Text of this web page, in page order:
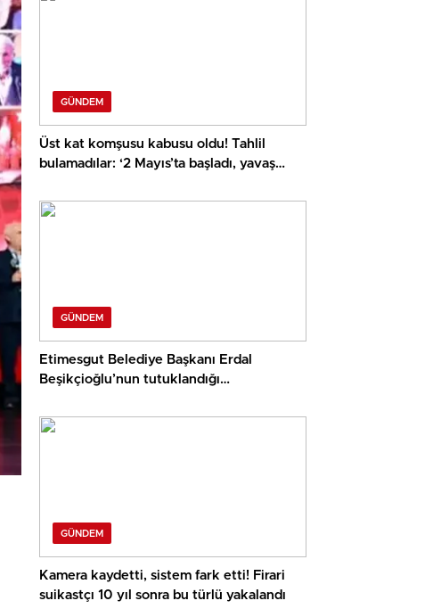
GÜNDEM
Üst kat komşusu kabusu oldu! Tahlil
bulamadılar: ‘2 Mayıs’ta başladı, yavaş
GÜNDEM
Etimesgut Belediye Başkanı Erdal
Beşikçioğlu’nun tutuklandığı
GÜNDEM
Kamera kaydetti, sistem fark etti! Firari
suikastçı 10 yıl sonra bu türlü yakalandı